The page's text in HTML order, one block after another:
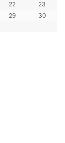
22
23
29
30